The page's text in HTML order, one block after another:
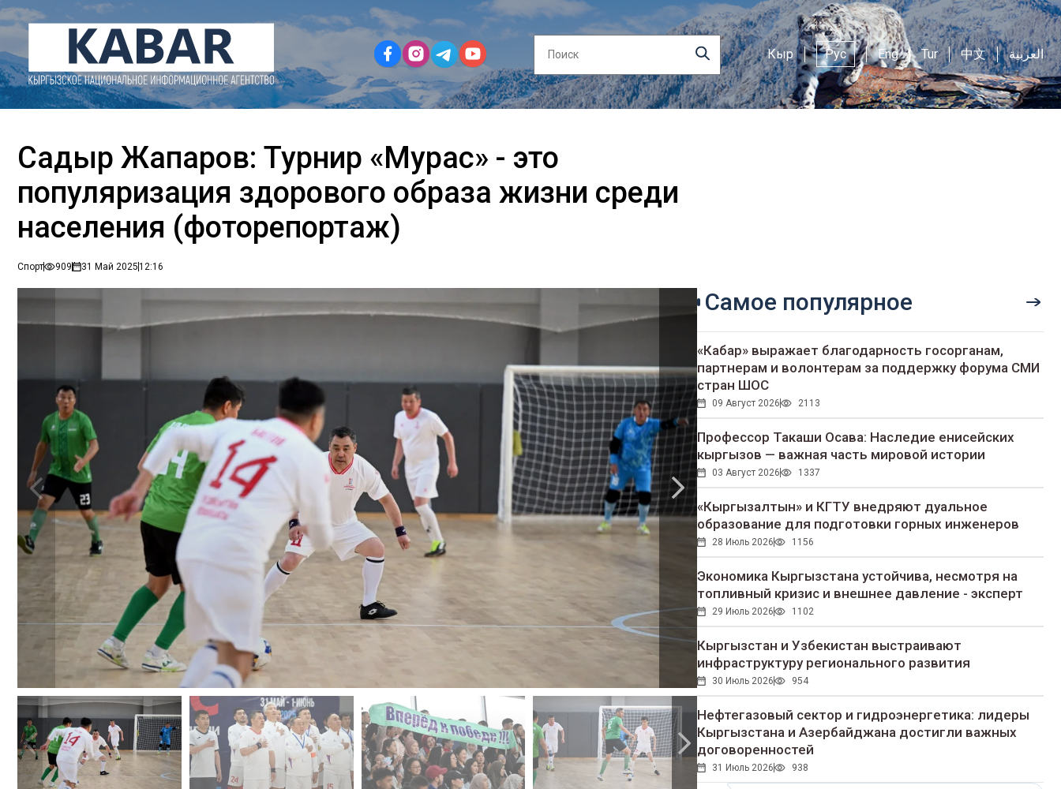
Кыр Рус Eng Tur 中文 العربية
Садыр Жапаров: Турнир «Мурас» - это
популяризация здорового образа жизни среди
населения (фоторепортаж)
Спорт 909 31 Май 202512:16
Самое популярное
«Кабар» выражает благодарность госорганам,
партнерам и волонтерам за поддержку форума СМИ
стран ШОС
09 Август 2026 2113
Профессор Такаши Осава: Наследие енисейских
кыргызов — важная часть мировой истории
03 Август 2026 1337
«Кыргызалтын» и КГТУ внедряют дуальное
образование для подготовки горных инженеров
28 Июль 2026 1156
Экономика Кыргызстана устойчива, несмотря на
топливный кризис и внешнее давление - эксперт
29 Июль 2026 1102
Кыргызстан и Узбекистан выстраивают
инфраструктуру регионального развития
30 Июль 2026 954
Нефтегазовый сектор и гидроэнергетика: лидеры
Кыргызстана и Азербайджана достигли важных
договоренностей
31 Июль 2026 938